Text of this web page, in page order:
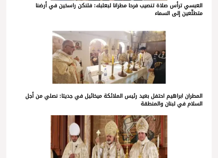
العبسي ترأس صلاة تنصيب فرحا مطرانا لبعلبك: فلنكن راسخين في أرضنا
متطلّعين إلى السماء
المطران ابراهيم احتفل بعيد رئيس الملائكة ميخائيل في جديتا: نصلي من أجل
السلام في لبنان والمنطقة